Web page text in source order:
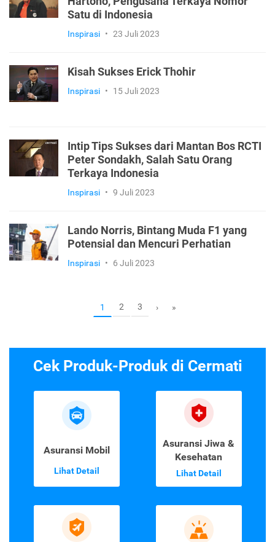
Satu di Indonesia
Inspirasi • 23 Juli 2023
Kisah Sukses Erick Thohir
Inspirasi • 15 Juli 2023
Intip Tips Sukses dari Mantan Bos RCTI
Peter Sondakh, Salah Satu Orang
Terkaya Indonesia
Inspirasi • 9 Juli 2023
Lando Norris, Bintang Muda F1 yang
Potensial dan Mencuri Perhatian
Inspirasi • 6 Juli 2023
1 2 3 › »
Cek Produk-Produk di Cermati
Asuransi Mobil
Lihat Detail
Asuransi Jiwa &
Kesehatan
Lihat Detail